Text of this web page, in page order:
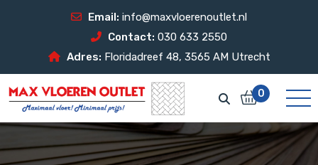
Email: info@maxvloerenoutlet.nl
Contact: 030 633 2550
Adres: Floridadreef 48, 3565 AM Utrecht
0